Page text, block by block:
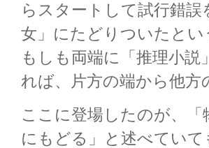
らスタートして試行錯
女」にたどりついたと
もしも両端に「推理小
れば、片方の端から他
ここに登場したのが、
にもどる」と述べてい